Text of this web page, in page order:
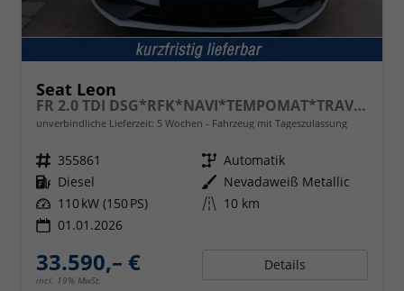
Seat Leon
FR 2.0 TDI DSG*RFK*NAVI*TEMPOMAT*TRAVEL ASSIST* FULL LINK* KEYLESS-GO*
unverbindliche Lieferzeit: 5 Wochen Fahrzeug mit Tageszulassung
Fahrzeugnr. 355861 Getriebe Automatik
Kraftstoff Diesel Außenfarbe Nevadaweiß Metallic
Leistung 110 kW (150 PS) Kilometerstand 10 km
01.01.2026
33.590,– €
incl. 19% MwSt.
Details